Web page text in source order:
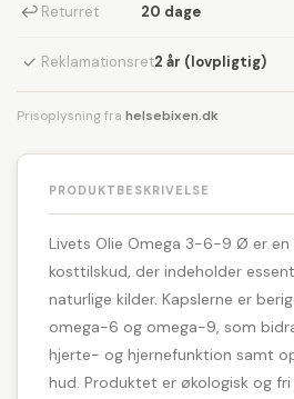
↩ Returret 20 dage
✓ Reklamationsret2 år (lovpligtig)
Prisoplysning fra helsebixen.dk
PRODUKTBESKRIVELSE
Livets Olie Omega 3-6-9 Ø er en
kosttilskud, der indeholder
naturlige kilder. Kapslerne er
omega-6 og omega-9, som
hjerte- og hjernefunktion samt
hud. Produktet er økologisk og